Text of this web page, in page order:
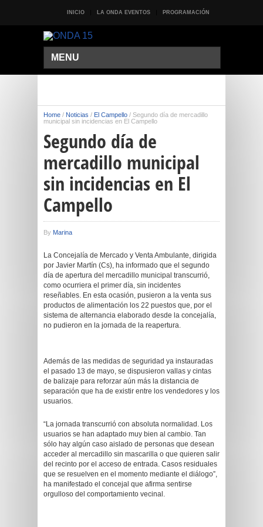
INICIO LA ONDA EVENTOS PROGRAMACIÓN
MENU
Home / Noticias / El Campello / Segundo día de mercadillo
municipal sin incidencias en El Campello
Segundo día de
mercadillo municipal
sin incidencias en El
Campello
By Marina
La Concejalía de Mercado y Venta Ambulante, dirigida
por Javier Martín (Cs), ha informado que el segundo
día de apertura del mercadillo municipal transcurrió,
como ocurriera el primer día, sin incidentes
reseñables. En esta ocasión, pusieron a la venta sus
productos de alimentación los 22 puestos que, por el
sistema de alternancia elaborado desde la concejalía,
no pudieron en la jornada de la reapertura.
Además de las medidas de seguridad ya instauradas
el pasado 13 de mayo, se dispusieron vallas y cintas
de balizaje para reforzar aún más la distancia de
separación que ha de existir entre los vendedores y los
usuarios.
“La jornada transcurrió con absoluta normalidad. Los
usuarios se han adaptado muy bien al cambio. Tan
sólo hay algún caso aislado de personas que desean
acceder al mercadillo sin mascarilla o que quieren salir
del recinto por el acceso de entrada. Casos residuales
que se resuelven en el momento mediante el diálogo”,
ha manifestado el concejal que afirma sentirse
orgulloso del comportamiento vecinal.